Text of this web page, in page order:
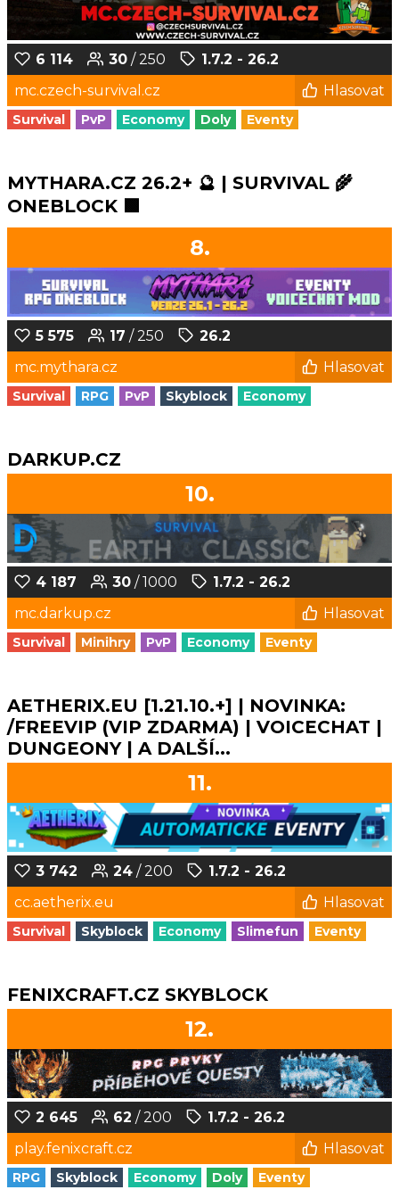
6 114 30 / 250
1.7.2 - 26.2
mc.czech-survival.cz
Hlasovat
Survival PvP Economy Doly Eventy
MYTHARA.CZ 26.2+ 🔮 | SURVIVAL 🌾
ONEBLOCK 🟩
8.
5 575 17 / 250
26.2
mc.mythara.cz
Hlasovat
Survival RPG PvP Skyblock Economy
DARKUP.CZ
10.
4 187 30 / 1000
1.7.2 - 26.2
mc.darkup.cz
Hlasovat
Survival Minihry PvP Economy Eventy
AETHERIX.EU [1.21.10.+] | NOVINKA:
/FREEVIP (VIP ZDARMA) | VOICECHAT |
DUNGEONY | A DALŠÍ...
11.
3 742 24 / 200
1.7.2 - 26.2
cc.aetherix.eu
Hlasovat
Survival Skyblock Economy Slimefun Eventy
FENIXCRAFT.CZ SKYBLOCK
12.
2 645 62 / 200
1.7.2 - 26.2
play.fenixcraft.cz
Hlasovat
RPG Skyblock Economy Doly Eventy